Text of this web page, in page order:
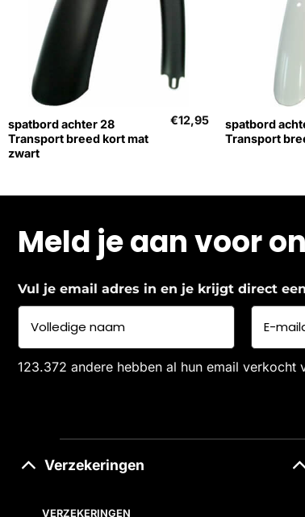
+
spatbord achter 28
Transport breed kort mat
zwart
€12,95
spatbord
Transport
Meld je aan voor
Vul je email adres in en je krijgt direct
123.372 andere hebben al hun email verkocht
Verzekeringen
VERZEKERINGEN